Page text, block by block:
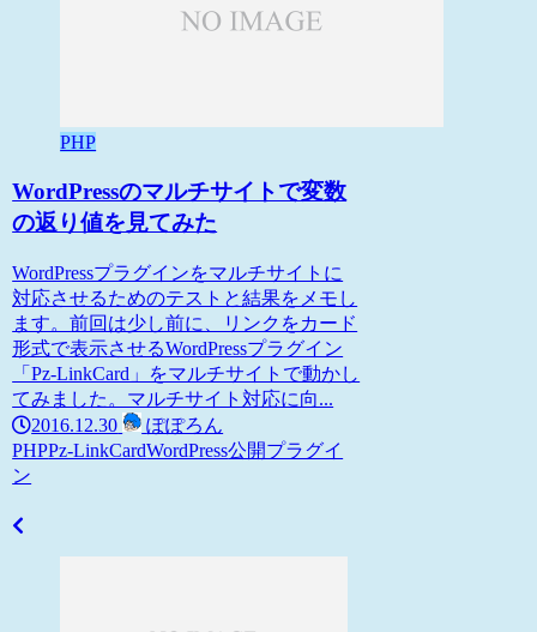
PHP
WordPressのマルチサイトで変数
の返り値を見てみた
WordPressプラグインをマルチサイトに
対応させるためのテストと結果をメモし
ます。前回は少し前に、リンクをカード
形式で表示させるWordPressプラグイン
「Pz-LinkCard」をマルチサイトで動かし
てみました。マルチサイト対応に向...
2016.12.30
ぽぽろん
PHPPz-LinkCardWordPress公開プラグイ
ン